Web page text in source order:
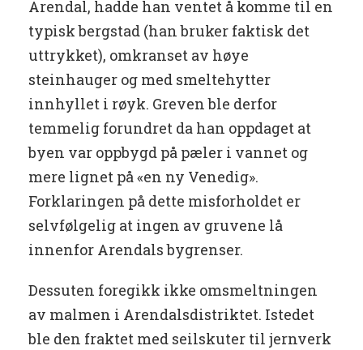
Arendal, hadde han ventet å komme til en
typisk bergstad (han bruker faktisk det
uttrykket), omkranset av høye
steinhauger og med smeltehytter
innhyllet i røyk. Greven ble derfor
temmelig forundret da han oppdaget at
byen var oppbygd på pæler i vannet og
mere lignet på «en ny Venedig».
Forklaringen på dette misforholdet er
selvfølgelig at ingen av gruvene lå
innenfor Arendals bygrenser.
Dessuten foregikk ikke omsmeltningen
av malmen i Arendalsdistriktet. Istedet
ble den fraktet med seilskuter til jernverk